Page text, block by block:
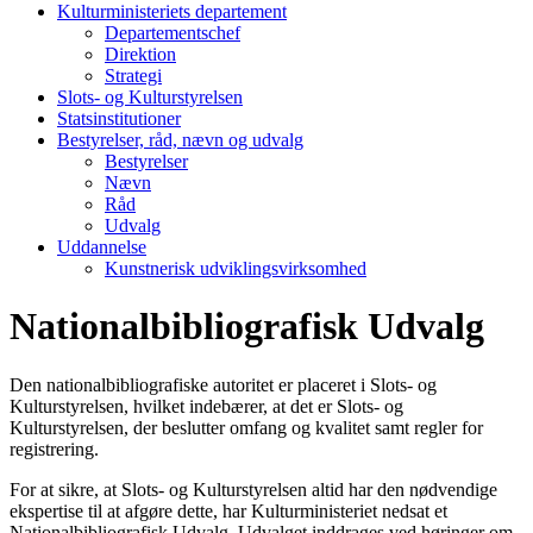
Kulturministeriets departement
Departementschef
Direktion
Strategi
Slots- og Kulturstyrelsen
Statsinstitutioner
Bestyrelser, råd, nævn og udvalg
Bestyrelser
Nævn
Råd
Udvalg
Uddannelse
Kunstnerisk udviklingsvirksomhed
Nationalbibliografisk Udvalg
Den nationalbibliografiske autoritet er placeret i Slots- og
Kulturstyrelsen, hvilket indebærer, at det er Slots- og
Kulturstyrelsen, der beslutter omfang og kvalitet samt regler for
registrering.
For at sikre, at Slots- og Kulturstyrelsen altid har den nødvendige
ekspertise til at afgøre dette, har Kulturministeriet nedsat et